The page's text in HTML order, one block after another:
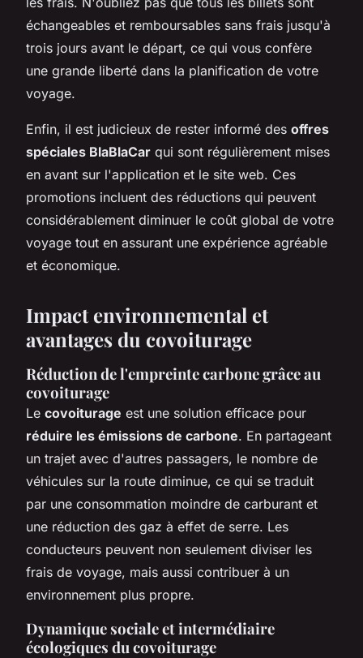
échangeables et remboursables sans frais jusqu'à
trois jours avant le départ, ce qui vous confère
une grande liberté dans la planification de votre
voyage.
Enfin, il est judicieux de rester informé des offres
spéciales BlaBlaCar qui sont régulièrement mises
en avant sur l'application et le site web. Ces
promotions incluent des réductions qui peuvent
considérablement diminuer le coût global de votre
voyage tout en assurant une expérience agréable
et économique.
Impact environnemental et
avantages du covoiturage
Réduction de l'empreinte carbone grâce au
covoiturage
Le covoiturage est une solution efficace pour
réduire les émissions de carbone. En partageant
un trajet avec d'autres passagers, le nombre de
véhicules sur la route diminue, ce qui se traduit
par une consommation moindre de carburant et
une réduction des gaz à effet de serre. Les
conducteurs peuvent non seulement diviser les
frais de voyage, mais aussi contribuer à un
environnement plus propre.
Dynamique sociale et intermédiaire
écologiques du covoiturage